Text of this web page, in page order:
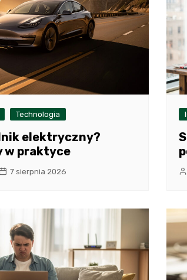
Technologia
elektryczny?
w praktyce
7 sierpnia 2026